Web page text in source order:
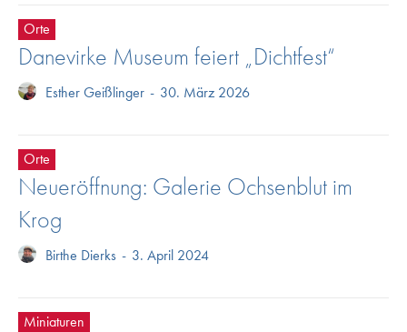
Orte
Danevirke Museum feiert „Dichtfest“
Esther Geißlinger - 30. März 2026
Orte
Neueröffnung: Galerie Ochsenblut im
Krog
Birthe Dierks - 3. April 2024
Miniaturen